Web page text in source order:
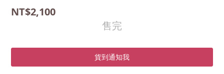
NT$2,100
售完
貨到通知我